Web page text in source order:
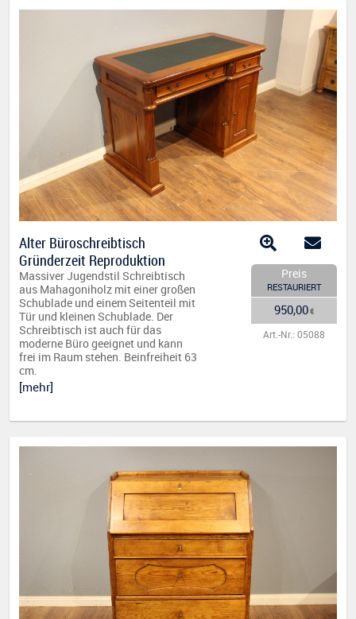
Alter Büroschreibtisch
Gründerzeit Reproduktion
Massiver Jugendstil Schreibtisch
aus Mahagoniholz mit einer großen
Schublade und einem Seitenteil mit
Tür und kleinen Schublade. Der
Schreibtisch ist auch für das
moderne Büro geeignet und kann
frei im Raum stehen. Beinfreiheit 63
cm.
[mehr]
Preis
RESTAURIERT
950,00€
Art.-Nr.: 05088